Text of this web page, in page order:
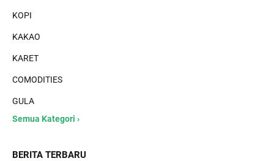
KOPI
KAKAO
KARET
COMODITIES
GULA
Semua Kategori ›
BERITA TERBARU